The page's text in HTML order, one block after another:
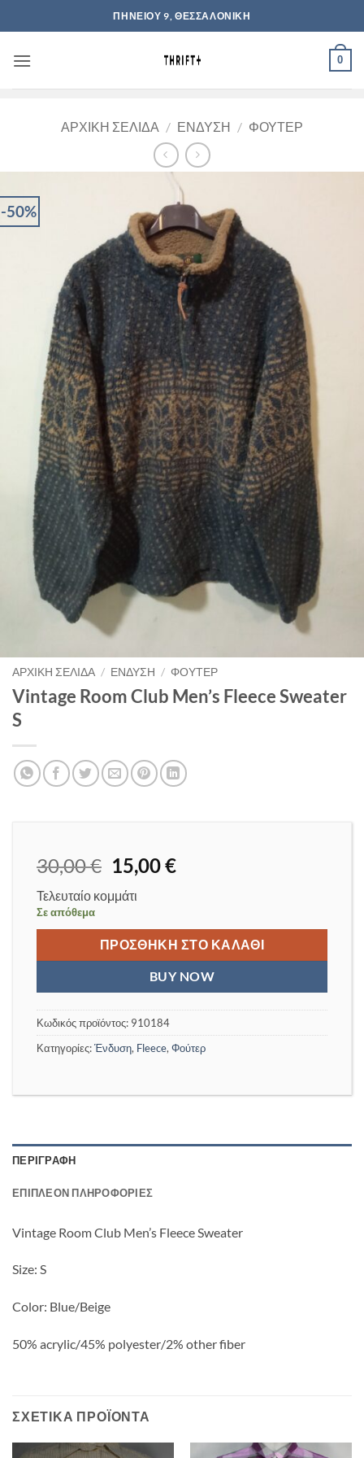
στο
ΠΗΝΕΙΟΥ 9, ΘΕΣΣΑΛΟΝΙΚΗ
0
ΑΡΧΙΚΉ ΣΕΛΊΔΑ / ΈΝΔΥΣΗ / ΦΟΎΤΕΡ
-50%
ΑΡΧΙΚΉ ΣΕΛΊΔΑ / ΈΝΔΥΣΗ / ΦΟΎΤΕΡ
Vintage Room Club Men’s Fleece Sweater
S
30,00€ Original
price
was:
30,00 €.
15,00€Η
είναι:
15,00 €.
Τελευταίο κομμάτι
Σε απόθεμα
ΠΡΟΣΘΉΚΗ ΣΤΟ ΚΑΛΆΘΙ
BUY NOW
Κωδικός προϊόντος: 910184
Κατηγορίες:Ένδυση, Fleece, Φούτερ
ΠΕΡΙΓΡΑΦΉ
ΕΠΙΠΛΈΟΝ ΠΛΗΡΟΦΟΡΊΕΣ
Vintage Room Club Men’s Fleece Sweater
Size: S
Color: Blue/Beige
50% acrylic/45% polyester/2% other fiber
ΣΧΕΤΙΚΆ ΠΡΟΪΌΝΤΑ